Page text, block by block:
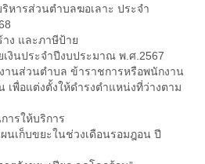
หารส่วนตำบลฆอเลาะ ประจำ
ง และภาษีป้าย
เงินประจำปีงบประมาณ พ.ศ.2567
านส่วนตำบล ข้าราชการหรือพนักงาน
เพื่อแต่งตั้งให้ดำรงตำแหน่งที่ว่างตาม
ารให้บริการ
นเก็บขยะในช่วงเดือนรอมฎอน ปี